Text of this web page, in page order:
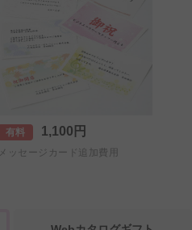
有料 1,100円
メッセージカード追加費用